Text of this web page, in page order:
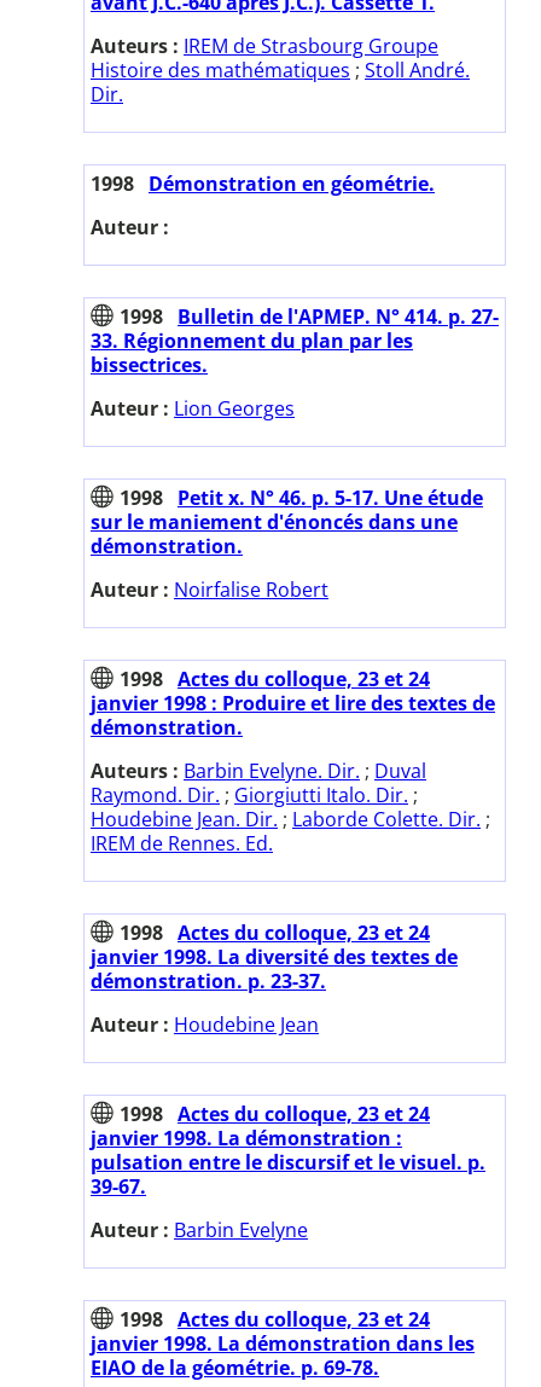
Auteurs : IREM de Strasbourg Groupe
Histoire des mathématiques ; Stoll André.
Dir.
1998 Démonstration en géométrie.
Auteur :
1998 Bulletin de l'APMEP. N° 414. p. 27-
33. Régionnement du plan par les
bissectrices.
Auteur : Lion Georges
1998 Petit x. N° 46. p. 5-17. Une étude
sur le maniement d'énoncés dans une
démonstration.
Auteur : Noirfalise Robert
1998 Actes du colloque, 23 et 24
janvier 1998 : Produire et lire des textes de
démonstration.
Auteurs : Barbin Evelyne. Dir. ; Duval
Raymond. Dir. ; Giorgiutti Italo. Dir. ;
Houdebine Jean. Dir. ; Laborde Colette. Dir. ;
IREM de Rennes. Ed.
1998 Actes du colloque, 23 et 24
janvier 1998. La diversité des textes de
démonstration. p. 23-37.
Auteur : Houdebine Jean
1998 Actes du colloque, 23 et 24
janvier 1998. La démonstration :
pulsation entre le discursif et le visuel. p.
39-67.
Auteur : Barbin Evelyne
1998 Actes du colloque, 23 et 24
janvier 1998. La démonstration dans les
EIAO de la géométrie. p. 69-78.